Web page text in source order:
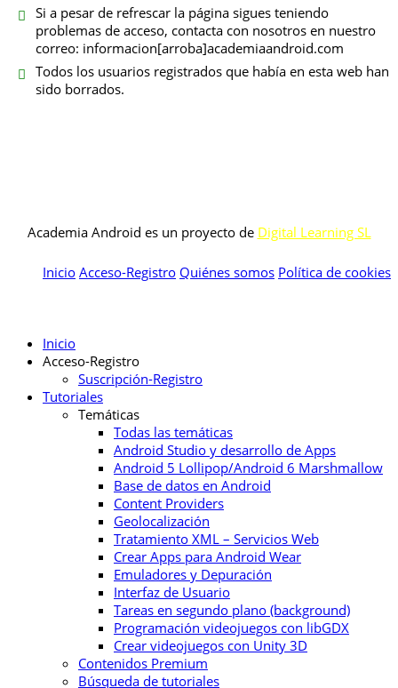
Si a pesar de refrescar la página sigues teniendo
problemas de acceso, contacta con nosotros en nuestro
correo: informacion[arroba]academiaandroid.com
Todos los usuarios registrados que había en esta web han
sido borrados.
Academia Android es un proyecto de Digital Learning SL
Inicio Acceso-Registro Quiénes somos Política de cookies
Inicio
Acceso-Registro
Suscripción-Registro
Tutoriales
Temáticas
Todas las temáticas
Android Studio y desarrollo de Apps
Android 5 Lollipop/Android 6 Marshmallow
Base de datos en Android
Content Providers
Geolocalización
Tratamiento XML – Servicios Web
Crear Apps para Android Wear
Emuladores y Depuración
Interfaz de Usuario
Tareas en segundo plano (background)
Programación videojuegos con libGDX
Crear videojuegos con Unity 3D
Contenidos Premium
Búsqueda de tutoriales